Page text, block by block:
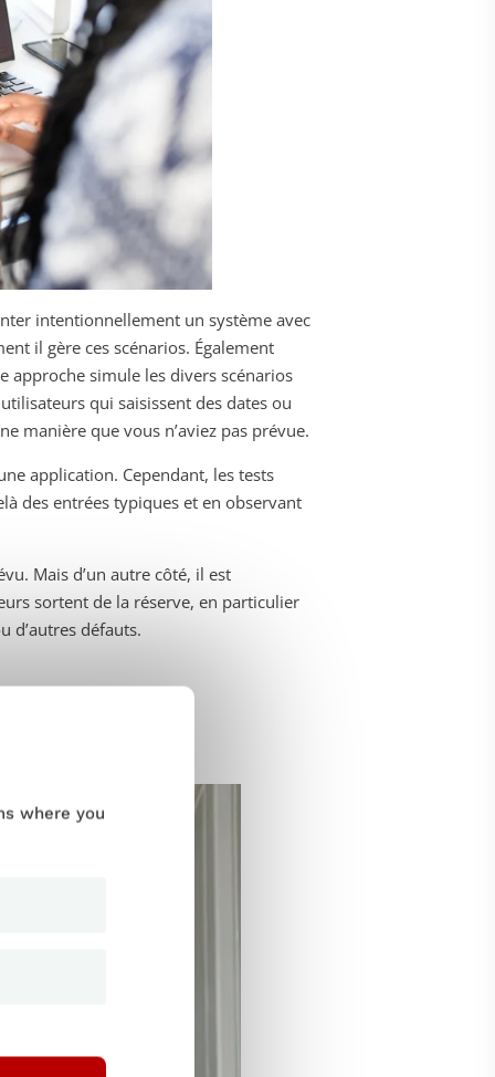
intentionnellement un système avec
il gère ces scénarios. Également
approche simule les divers scénarios
qui saisissent des dates ou
manière que vous n’aviez pas prévue.
application. Cependant, les tests
des entrées typiques et en observant
Mais d’un autre côté, il est
sortent de la réserve, en particulier
d’autres défauts.
where you